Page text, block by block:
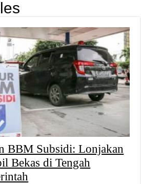
BBM Subsidi: Lonjakan
Bekas di Tengah